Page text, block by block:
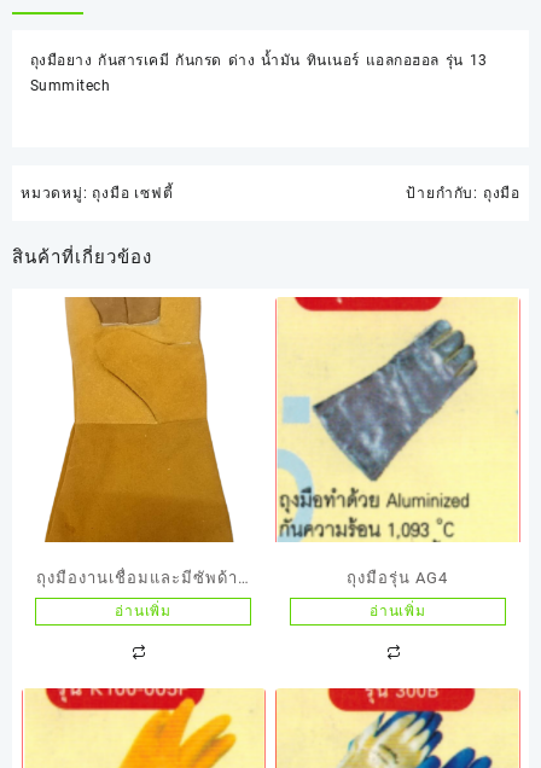
ถุงมือยาง กันสารเคมี กันกรด ด่าง น้ำมัน ทินเนอร์ แอลกอฮอล รุ่น 13
Summitech
หมวดหมู่: ถุงมือ เซฟตี้ ป้ายกำกับ: ถุงมือ
สินค้าที่เกี่ยวข้อง
ถุงมืองานเชื่อมและมีซัพด้าน
ในกันความร้อนได้ 150C
อ่านเพิ่ม
ถุงมือรุ่น AG4
อ่านเพิ่ม